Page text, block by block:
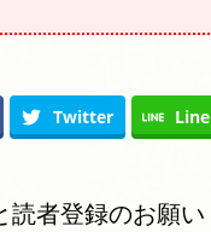
Twitter Line
読者登録のお願い